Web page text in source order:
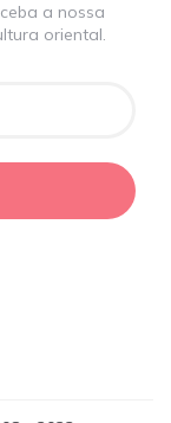
a nossa
oriental.